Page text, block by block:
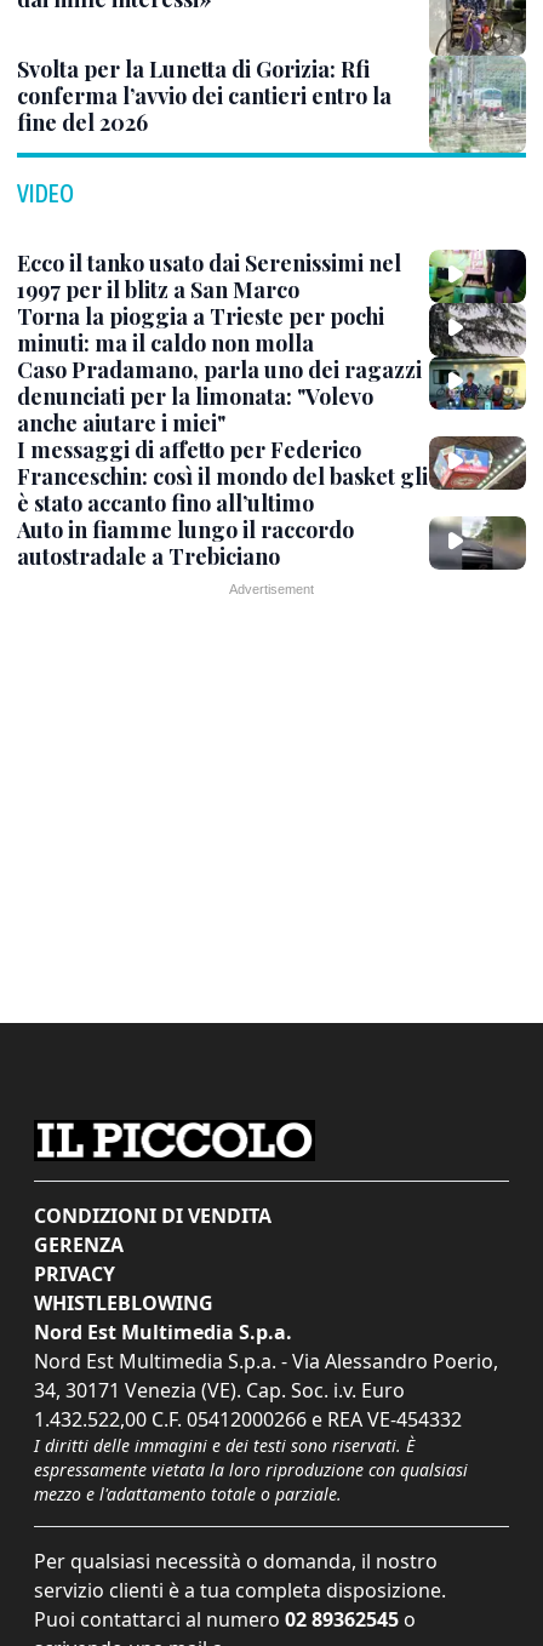
Svolta per la Lunetta di Gorizia: Rfi
conferma l’avvio dei cantieri entro la
fine del 2026
VIDEO
Ecco il tanko usato dai Serenissimi nel
1997 per il blitz a San Marco
Torna la pioggia a Trieste per pochi
minuti: ma il caldo non molla
Caso Pradamano, parla uno dei ragazzi
denunciati per la limonata: "Volevo
anche aiutare i miei"
I messaggi di affetto per Federico
Franceschin: così il mondo del basket gli
è stato accanto fino all’ultimo
Auto in fiamme lungo il raccordo
autostradale a Trebiciano
CONDIZIONI DI VENDITA
GERENZA
PRIVACY
WHISTLEBLOWING
Nord Est Multimedia S.p.a.
Nord Est Multimedia S.p.a. - Via Alessandro Poerio,
34, 30171 Venezia (VE). Cap. Soc. i.v. Euro
1.432.522,00 C.F. 05412000266 e REA VE-454332
I diritti delle immagini e dei testi sono riservati. È
espressamente vietata la loro riproduzione con qualsiasi
mezzo e l'adattamento totale o parziale.
Per qualsiasi necessità o domanda, il nostro
servizio clienti è a tua completa disposizione.
Puoi contattarci al numero 02 89362545 o